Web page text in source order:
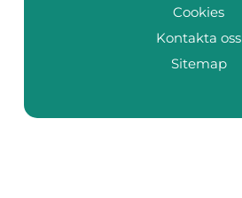
Cookies
Kontakta oss
Sitemap